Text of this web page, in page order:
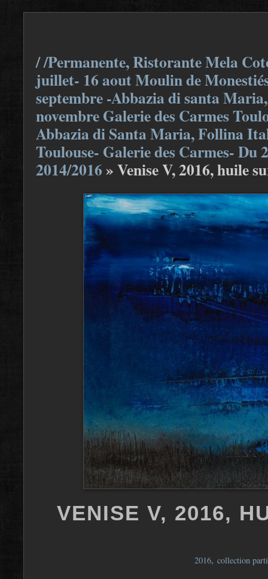
/ /Permanente, Ristorante Mela
juillet- 16 aout Moulin de
septembre -Abbazia di santa
novembre Galerie des Carmes
Abbazia di Santa Maria, Follina
Toulouse- Galerie des Carmes- Du
2014/2016»Venise V, 2016, huile
VENISE V, 2016,
2016, collection